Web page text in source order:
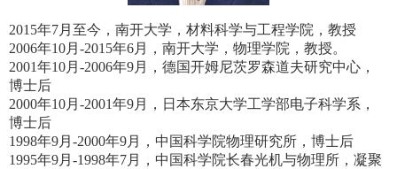
2015年7月至今，南开大学，材料科学与工程学院，教授
2006年10月 -2015年6月，南开大学，物理学院，教授。
2001年10月 -2006年9月，德国开姆尼茨罗森道夫研究中心，
博士后
2000年10月 -2001年9月，日本东京大学工学部电子科学系，
博士后
1998年9月 -2000年9月，中国科学院物理研究所，博士后
1995年9月 -1998年7月，中国科学院长春光机与物理所，凝聚